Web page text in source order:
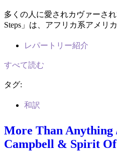
多くの人に愛されカヴァーさ
Steps」は、アフリカ系アメリ
レパートリー紹介
すべて読む
タグ:
和訳
More Than Anything
Campbell & Spirit